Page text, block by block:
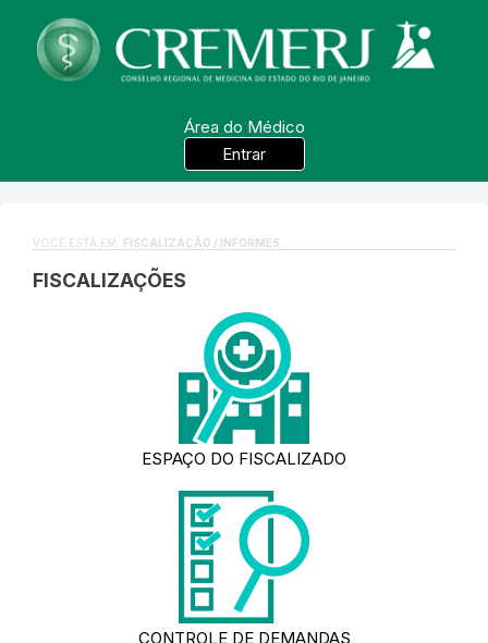
Área do Médico
Entrar
VOCÊ ESTÁ EM: FISCALIZAÇÃO / INFORMES
FISCALIZAÇÕES
ESPAÇO DO FISCALIZADO
CONTROLE DE DEMANDAS